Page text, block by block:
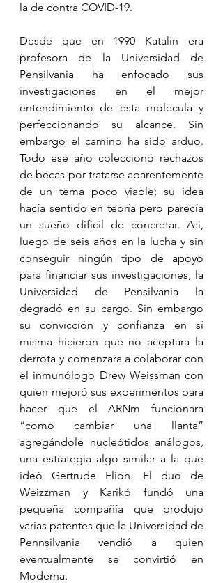
la de contra COVID-19.
Desde que en 1990 Katalin era
profesora de la Universidad de
Pensilvania ha enfocado sus
investigaciones en el mejor
entendimiento de esta molécula y
perfeccionando su alcance. Sin
embargo el camino ha sido arduo.
Todo ese año coleccionó rechazos
de becas por tratarse aparentemente
de un tema poco viable; su idea
hacía sentido en teoría pero parecía
un sueño difícil de concretar. Así,
luego de seis años en la lucha y sin
conseguir ningún tipo de apoyo
para financiar sus investigaciones, la
Universidad de Pensilvania la
degradó en su cargo. Sin embargo
su convicción y confianza en sí
misma hicieron que no aceptara la
derrota y comenzara a colaborar con
el inmunólogo Drew Weissman con
quien mejoró sus experimentos para
hacer que el ARNm funcionara
“como cambiar una llanta”
agregándole nucleótidos análogos,
una estrategia algo similar a la que
ideó Gertrude Elion. El duo de
Weizzman y Karikó fundó una
pequeña compañía que produjo
varias patentes que la Universidad de
Pennsilvania vendió a quien
eventualmente se convirtió en
Moderna.